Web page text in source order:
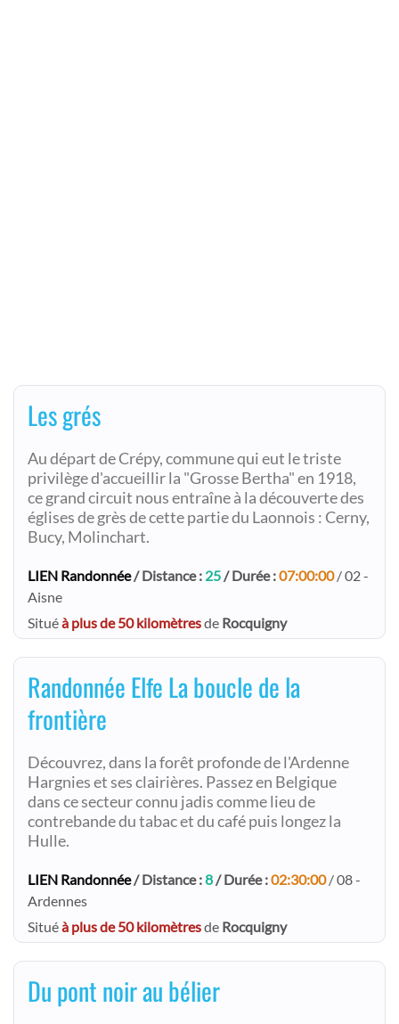
Les grés
Au départ de Crépy, commune qui eut le triste
privilège d'accueillir la "Grosse Bertha" en 1918,
ce grand circuit nous entraîne à la découverte des
églises de grès de cette partie du Laonnois : Cerny,
Bucy, Molinchart.
LIEN Randonnée/ Distance : 25/ Durée :07:00:00/ 02 -
Aisne
Situéà plus de 50 kilomètresde Rocquigny
Randonnée Elfe La boucle de la
frontière
Découvrez, dans la forêt profonde de l'Ardenne
Hargnies et ses clairières. Passez en Belgique
dans ce secteur connu jadis comme lieu de
contrebande du tabac et du café puis longez la
Hulle.
LIEN Randonnée/ Distance :8/ Durée :02:30:00/ 08 -
Ardennes
Situéà plus de 50 kilomètresde Rocquigny
Du pont noir au bélier